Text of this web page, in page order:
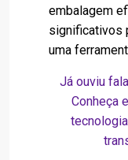
embalagem
significativos
uma
Já ouviu
Conheça